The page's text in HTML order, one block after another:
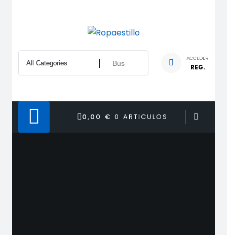
ACCEDER
REG.
0,00 € 0 ARTICULOS